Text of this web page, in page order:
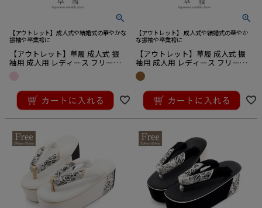
【アウトレット】成人式や結婚式の華やかな
振袖や卒業袴に
【アウトレット】草履 成人式 振
袖用 成人用 レディース フリーサ
イズ 赤紫 マゼンダ エナメル 1枚
芯 日本製
15,400税込
【アウトレット】 成人式や結婚式の華やか
な振袖や卒業袴に
【アウトレット】草履 成人式 振
袖用 成人用 レディース フリーサ
イズ ブラウン 茶 白 レース ベロア
調 起毛 1枚芯 厚底
15,400税込